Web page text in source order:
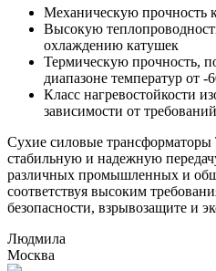
Механическую прочность
Высокую
охлаждению катушек
Термическую прочность,
диапазоне температур от
Класс нагревостойкости
зависимости от
Сухие силовые
стабильную и надежную
различных промышленных и
соответствуя высоким
безопасности, взрывозащите и
Людмила
Москва